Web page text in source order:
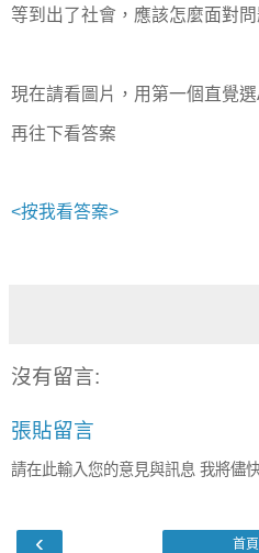
等到出了社會，應該怎麼面對
現在請看圖片，用第一個直覺
再往下看答案
<按我看答案>
沒有留言:
張貼留言
請在此輸入您的意見與訊息 我將儘
‹ 首頁